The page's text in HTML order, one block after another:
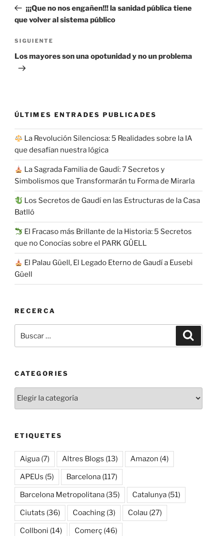
entradas
anterior:
¡¡¡Que no nos engañen!!! la sanidad pública tiene
que volver al sistema público
Siguiente
entrada
SIGUIENTE
Los mayores son una opotunidad y no un problema
ÚLTIMES ENTRADES PUBLICADES
La Revolución Silenciosa: 5 Realidades sobre la IA
que desafían nuestra lógica
La Sagrada Familia de Gaudí: 7 Secretos y
Simbolismos que Transformarán tu Forma de Mirarla
Los Secretos de Gaudí en las Estructuras de la Casa
Batlló
El Fracaso más Brillante de la Historia: 5 Secretos
que no Conocías sobre el PARK GÜELL
El Palau Güell, El Legado Eterno de Gaudí a Eusebi
Güell
RECERCA
por:
CATEGORIES
ETIQUETES
Aigua (7) Altres Blogs (13) Amazon (4)
APEUs (5) Barcelona (117)
Barcelona Metropolitana (35) Catalunya (51)
Ciutats (36) Coaching (3) Colau (27)
Collboni (14) Comerç (46)